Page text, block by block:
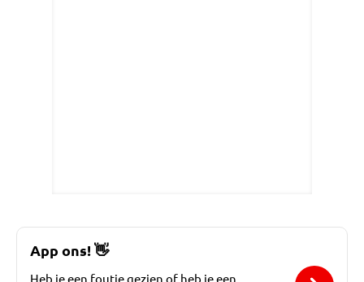
App ons!👋
Heb je een foutje gezien of heb je een